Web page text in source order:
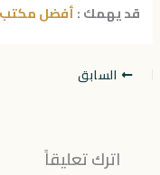
قد يهمك :أفضل مكتب
السابق
اترك تعليقاً